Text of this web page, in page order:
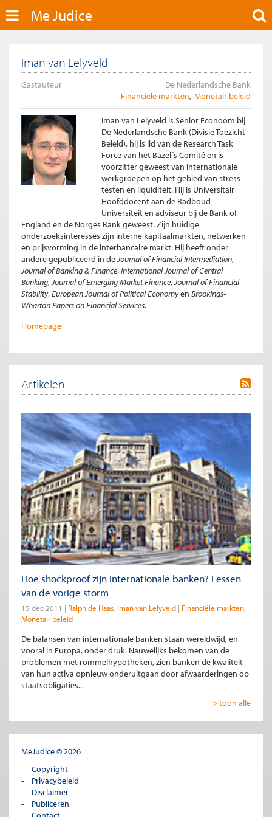
Me Judice
Iman van Lelyveld
Gastauteur
De Nederlandsche Bank
Financiële markten Monetair beleid
Iman van Lelyveld is Senior Econoom bij
De Nederlandsche Bank (Divisie Toezicht
Beleid), hij is lid van de Research Task
Force van het Bazel´s Comité en is
voorzitter geweest van internationale
werkgroepen op het gebied van stress
testen en liquiditeit. Hij is Universitair
Hoofddocent aan de Radboud
Universiteit en adviseur bij de Bank of
England en de Norges Bank geweest. Zijn huidige
onderzoeksinteresses zijn interne kapitaalmarkten, netwerken
en prijsvorming in de interbancaire markt. Hij heeft onder
andere gepubliceerd in deJournal of Financial Intermediation,
Journal of Banking & Finance,International Journal of Central
Banking,Journal of Emerging Market Finance, Journal of Financial
Stability,European Journal of Political Economyen Brookings-
Wharton Papers on Financial Services.
Homepage
Artikelen
Hoe shockproof zijn internationale banken? Lessen
van de vorige storm
15 dec 2011 Ralph de Haas Iman van Lelyveld
Financiële markten
Monetair beleid
De balansen van internationale banken staan wereldwijd, en
vooral in Europa, onder druk. Nauwelijks bekomen van de
problemen met rommelhypotheken, zien banken de kwaliteit
van hun activa opnieuw onderuitgaan door afwaarderingen op
staatsobligaties...
> toon alle
MeJudice © 2026
Copyright
Privacybeleid
Disclaimer
Publiceren